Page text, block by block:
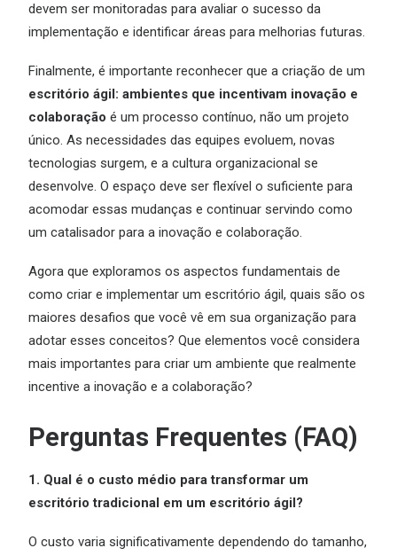
devem ser monitoradas para avaliar o sucesso da
implementação e identificar áreas para melhorias futuras.
Finalmente, é importante reconhecer que a criação de um
escritório ágil: ambientes que incentivam inovação e
colaboração é um processo contínuo, não um projeto
único. As necessidades das equipes evoluem, novas
tecnologias surgem, e a cultura organizacional se
desenvolve. O espaço deve ser flexível o suficiente para
acomodar essas mudanças e continuar servindo como
um catalisador para a inovação e colaboração.
Agora que exploramos os aspectos fundamentais de
como criar e implementar um escritório ágil, quais são os
maiores desafios que você vê em sua organização para
adotar esses conceitos? Que elementos você considera
mais importantes para criar um ambiente que realmente
incentive a inovação e a colaboração?
Perguntas Frequentes (FAQ)
1. Qual é o custo médio para transformar um
escritório tradicional em um escritório ágil?
O custo varia significativamente dependendo do tamanho,